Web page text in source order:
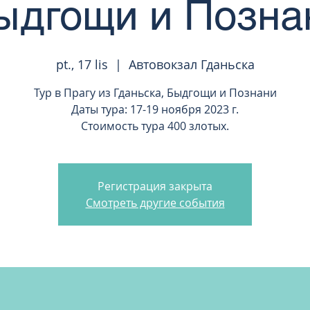
и
pt., 17 lis
  |
Автовокзал Гданьска
Тур в Прагу из Гданьска, Быдгощи и Познани
Даты тура: 17-19 ноября 2023 г.
Стоимость тура 400 злотых.
Регистрация закрыта
Смотреть другие события